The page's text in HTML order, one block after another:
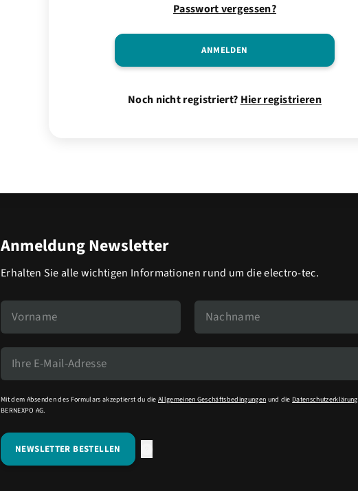
Passwort vergessen?
Noch nicht registriert? Hier registrieren
Anmeldung Newsletter
Erhalten Sie alle wichtigen Informationen rund um die electro-tec.
Mit dem Absenden des Formulars akzeptierst du die Allgemeinen Geschäftsbedingungen und die Datenschutzerklärung
BERNEXPO AG.